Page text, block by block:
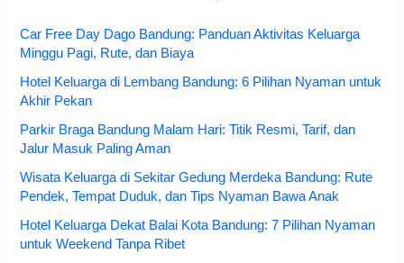
Car Free Day Dago Bandung: Panduan Aktivitas Keluarga
Minggu Pagi, Rute, dan Biaya
Hotel Keluarga di Lembang Bandung: 6 Pilihan Nyaman untuk
Akhir Pekan
Parkir Braga Bandung Malam Hari: Titik Resmi, Tarif, dan
Jalur Masuk Paling Aman
Wisata Keluarga di Sekitar Gedung Merdeka Bandung: Rute
Pendek, Tempat Duduk, dan Tips Nyaman Bawa Anak
Hotel Keluarga Dekat Balai Kota Bandung: 7 Pilihan Nyaman
untuk Weekend Tanpa Ribet